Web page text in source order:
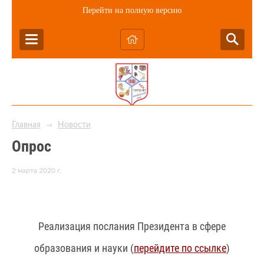
Перейти на полную версию
Главная → Новости
Опрос
2 марта 2020 г.
Реализация послания Президента в сфере
образования и науки (перейдите по ссылке)